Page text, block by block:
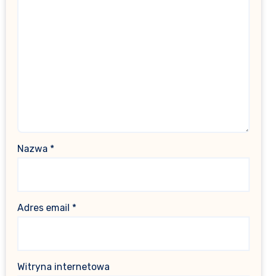
Nazwa *
Adres email *
Witryna internetowa